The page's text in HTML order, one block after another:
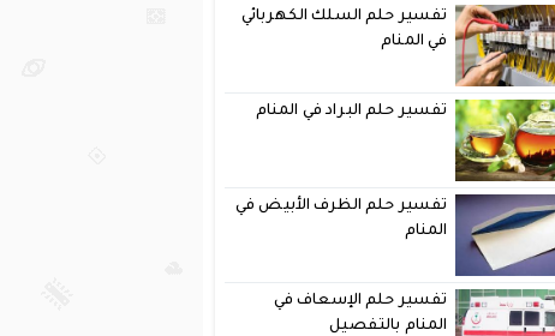
تفسير حلم السلك الكهربائي
في المنام
تفسير حلم البراد في المنام
تفسير حلم الظرف الأبيض في
المنام
تفسير حلم الإسعاف في
المنام بالتفصيل